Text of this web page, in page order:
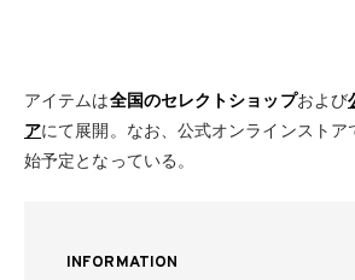
アイテムは全国のセレクトショップおよび
アにて展開。なお、公式オンラインストア
始予定となっている。
INFORMATION